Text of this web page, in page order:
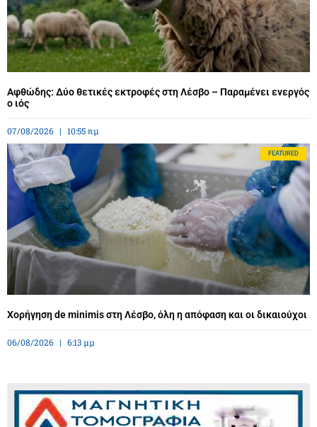
Αφθώδης: Δύο θετικές εκτροφές στη Λέσβο – Παραμένει ενεργός
ο ιός
07/08/2026 10:55 πμ
FEATURED
Χορήγηση de minimis στη Λέσβο, όλη η απόφαση και οι δικαιούχοι
06/08/2026 6:13 μμ